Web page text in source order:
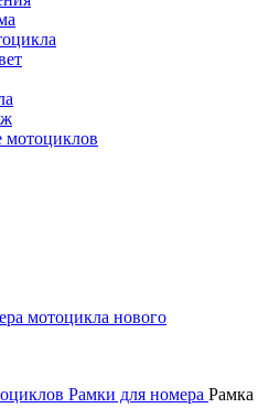
мотоциклов
Рамки для номера Рамка